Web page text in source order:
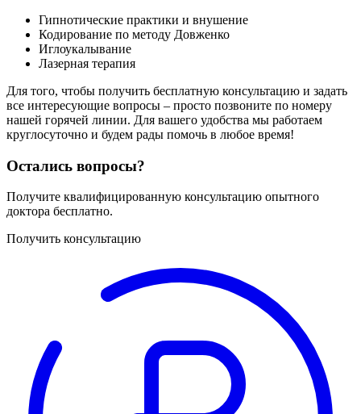
Гипнотические практики и внушение
Кодирование по методу Довженко
Иглоукалывание
Лазерная терапия
Для того, чтобы получить бесплатную консультацию и задать
все интересующие вопросы – просто позвоните по номеру
нашей горячей линии. Для вашего удобства мы работаем
круглосуточно и будем рады помочь в любое время!
Остались вопросы?
Получите квалифицированную консультацию опытного
доктора бесплатно.
Получить консультацию